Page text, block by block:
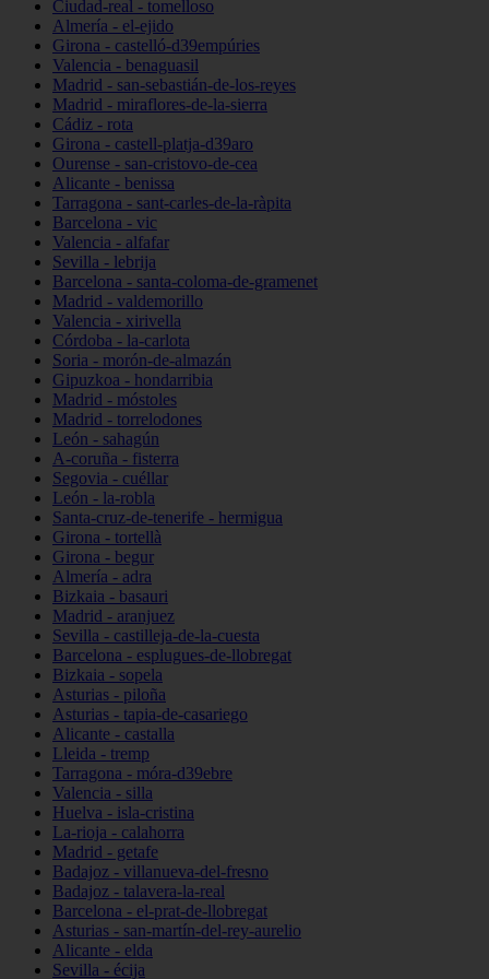
Ciudad-real - tomelloso
Almería - el-ejido
Girona - castelló-d39empúries
Valencia - benaguasil
Madrid - san-sebastián-de-los-reyes
Madrid - miraflores-de-la-sierra
Cádiz - rota
Girona - castell-platja-d39aro
Ourense - san-cristovo-de-cea
Alicante - benissa
Tarragona - sant-carles-de-la-ràpita
Barcelona - vic
Valencia - alfafar
Sevilla - lebrija
Barcelona - santa-coloma-de-gramenet
Madrid - valdemorillo
Valencia - xirivella
Córdoba - la-carlota
Soria - morón-de-almazán
Gipuzkoa - hondarribia
Madrid - móstoles
Madrid - torrelodones
León - sahagún
A-coruña - fisterra
Segovia - cuéllar
León - la-robla
Santa-cruz-de-tenerife - hermigua
Girona - tortellà
Girona - begur
Almería - adra
Bizkaia - basauri
Madrid - aranjuez
Sevilla - castilleja-de-la-cuesta
Barcelona - esplugues-de-llobregat
Bizkaia - sopela
Asturias - piloña
Asturias - tapia-de-casariego
Alicante - castalla
Lleida - tremp
Tarragona - móra-d39ebre
Valencia - silla
Huelva - isla-cristina
La-rioja - calahorra
Madrid - getafe
Badajoz - villanueva-del-fresno
Badajoz - talavera-la-real
Barcelona - el-prat-de-llobregat
Asturias - san-martín-del-rey-aurelio
Alicante - elda
Sevilla - écija